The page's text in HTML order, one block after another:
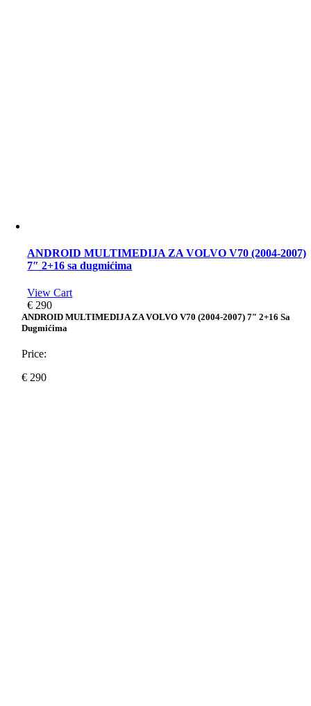
ANDROID MULTIMEDIJA ZA VOLVO V70 (2004-2007)
7″ 2+16 sa dugmićima
View Cart
€ 290
ANDROID MULTIMEDIJA ZA VOLVO V70 (2004-2007) 7″ 2+16 Sa
Dugmićima
Price:
€ 290